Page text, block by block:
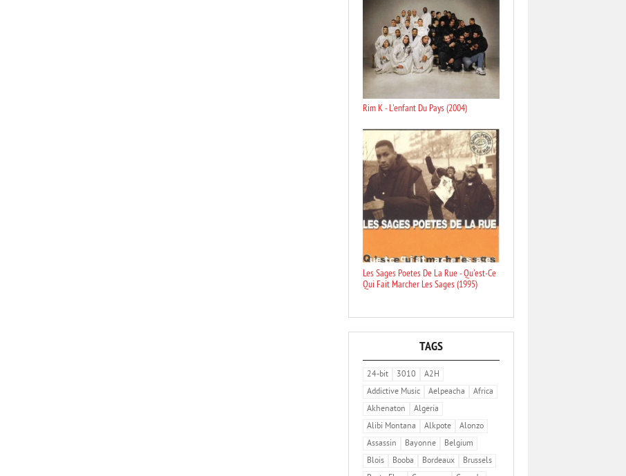
Rim K - L'enfant Du Pays (2004)
Les Sages Poetes De La Rue - Qu'est-Ce
Qui Fait Marcher Les Sages (1995)
TAGS
24-bit 3010
A2H
Addictive Music
Aelpeacha
Africa
Akhenaton
Algeria
Alibi Montana
Alkpote
Alonzo
Assassin
Bayonne
Belgium
Blois
Booba Bordeaux
Brussels